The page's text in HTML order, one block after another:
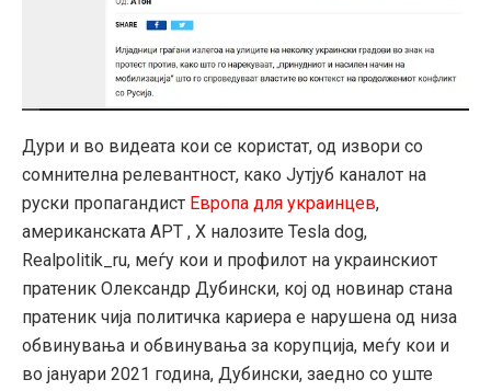
Дури и во видеата кои се користат, од извори со
сомнителна релевантност, како Јутјуб каналот на
руски пропагандист Европа для украинцев,
американската APT , Х налозите Tesla dog,
Realpolitik_ru, меѓу кои и профилот на украинскиот
пратеник Олександр Дубински, кој од новинар стана
пратеник чија политичка кариера е нарушена од низа
обвинувања и обвинувања за корупција, меѓу кои и
во јануари 2021 година, Дубински, заедно со уште